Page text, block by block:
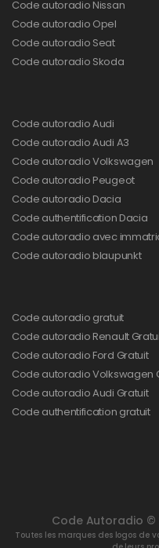
Code autoradio Nissan
Code autoradio Opel
Code autoradio Seat
Code autoradio Skoda
Code autoradio Audi
Code autoradio Audi A3
Code autoradio Volkswagen
Code autoradio Peugeot
Code autoradio Dacia
Code authentification Dacia
Code autoradio avec
Code autoradio blaupunkt
Code autoradio gratuit
Code autoradio Renault
Code autoradio Ford Gratuit
Code autoradio Volkswagen
Code autoradio Audi Gratuit
Code authentification gratuit
Code Autoradio ©
Toutes les marques des logos de